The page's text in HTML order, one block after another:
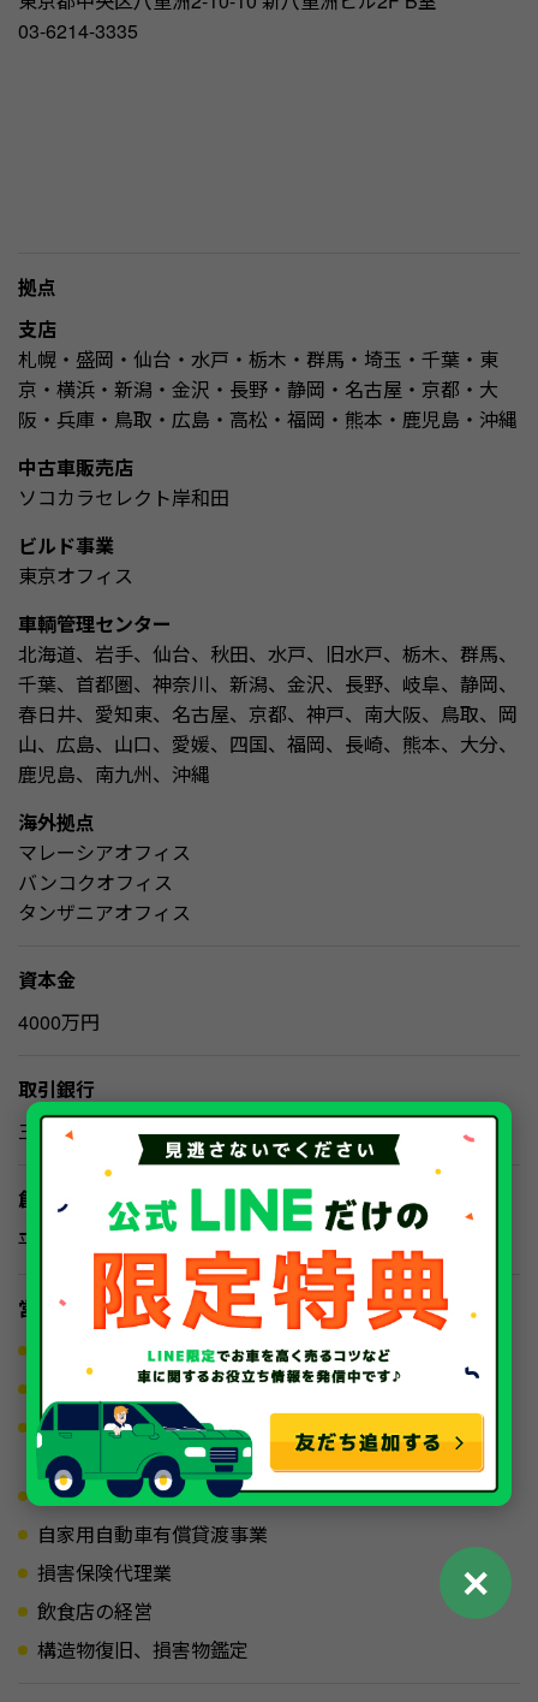
03-6214-3335
拠点
支店
札幌・盛岡・仙台・水戸・栃木・群馬・埼玉・千葉・東
京・横浜・新潟・金沢・長野・静岡・名古屋・京都・大
阪・兵庫・鳥取・広島・高松・福岡・熊本・鹿児島・沖縄
中古車販売店
ソコカラセレクト岸和田
ビルド事業
東京オフィス
車輌管理センター
北海道、岩手、仙台、秋田、水戸、旧水戸、栃木、群馬、
千葉、首都圏、神奈川、新潟、金沢、長野、岐阜、静岡、
春日井、愛知東、名古屋、京都、神戸、南大阪、鳥取、岡
山、広島、山口、愛媛、四国、福岡、長崎、熊本、大分、
鹿児島、南九州、沖縄
海外拠点
マレーシアオフィス
バンコクオフィス
タンザニアオフィス
資本金
4000万円
取引銀行
三井住友銀行・りそな銀行・三菱UFJ銀行 他
創業
平成10年4月11日
営業内容
中古自動車及び中古自動二輪車の買取、修理及び販売
インターネットオークションサービス及びその運営
ネットオークションサイトの構築、設計、運用、販売、
並びに保守管理
一般貨物自動車運送業
自家用自動車有償貸渡事業
損害保険代理業
飲食店の経営
構造物復旧、損害物鑑定
✕